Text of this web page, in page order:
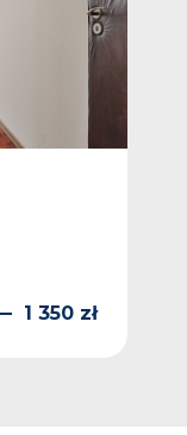
1 350 zł